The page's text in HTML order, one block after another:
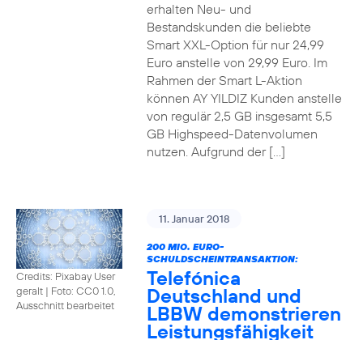
erhalten Neu- und
Bestandskunden die beliebte
Smart XXL-Option für nur 24,99
Euro anstelle von 29,99 Euro. Im
Rahmen der Smart L-Aktion
können AY YILDIZ Kunden anstelle
von regulär 2,5 GB insgesamt 5,5
GB Highspeed-Datenvolumen
nutzen. Aufgrund der […]
Credits: Pixabay User
geralt | Foto: CC0 1.0,
Ausschnitt bearbeitet
11. Januar 2018
200 MIO. EURO-
SCHULDSCHEINTRANSAKTION:
Telefónica
Deutschland und
LBBW demonstrieren
Leistungsfähigkeit